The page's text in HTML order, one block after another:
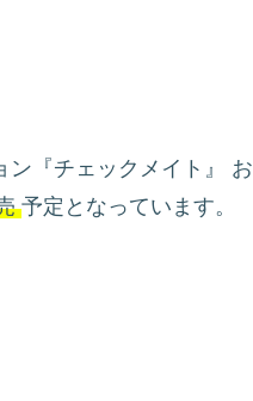
ン『チェックメイト』 お
予定となっています。